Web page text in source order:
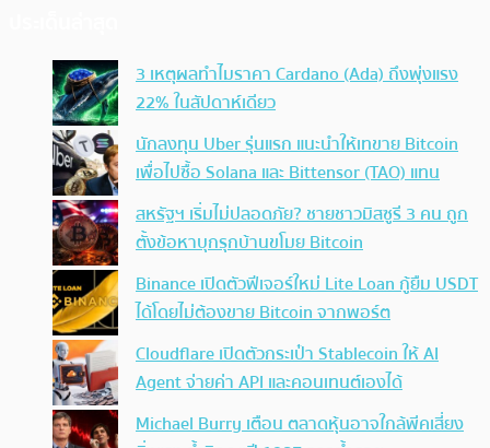
3 เหตุผลทำไมราคา Cardano (Ada) ถึงพุ่งแรง
22% ในสัปดาห์เดียว
นักลงทุน Uber รุ่นแรก แนะนำให้เทขาย Bitcoin
เพื่อไปซื้อ Solana และ Bittensor (TAO) แทน
สหรัฐฯ เริ่มไม่ปลอดภัย? ชายชาวมิสซูรี 3 คน ถูก
ตั้งข้อหาบุกรุกบ้านขโมย Bitcoin
Binance เปิดตัวฟีเจอร์ใหม่ Lite Loan กู้ยืม USDT
ได้โดยไม่ต้องขาย Bitcoin จากพอร์ต
Cloudflare เปิดตัวกระเป๋า Stablecoin ให้ AI
Agent จ่ายค่า API และคอนเทนต์เองได้
Michael Burry เตือน ตลาดหุ้นอาจใกล้พีคเสี่ยง